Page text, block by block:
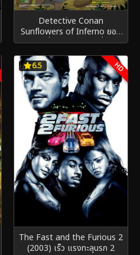
Detective Conan
Sunflowers of Inferno ยอด
นักสืบจิ๋วโคนัน เดอะมูฟวี่ 19
ปริศนาทานตะวันมรณะ (2015)
6.5 HD
The Fast and the Furious 2
(2003) เร็ว แรงทะลุนรก 2